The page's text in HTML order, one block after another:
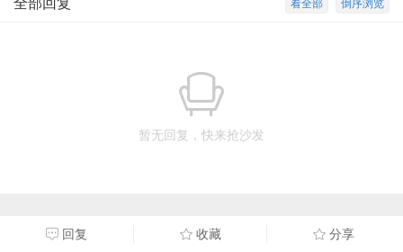
倒序浏览
看全部
全部回复
暂无回复，快来抢沙发
回复 收藏 分享